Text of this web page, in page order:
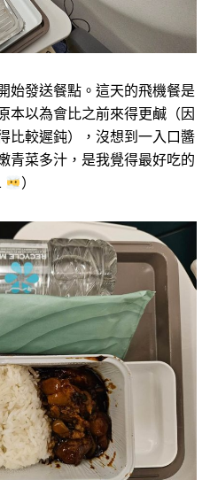
始發送餐點。這天的飛機餐是
本以為會比之前來得更鹹（因
比較遲鈍），沒想到一入口醬
青菜多汁，是我覺得最好吃的
）